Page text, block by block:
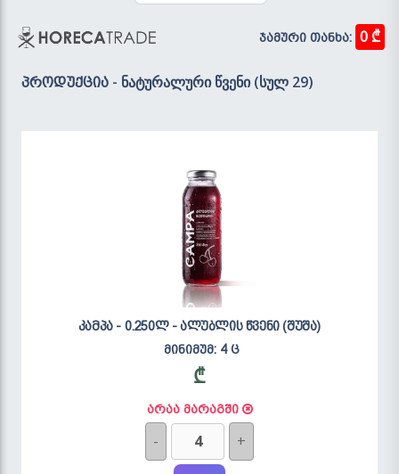
ჯამური თანხა: 0 ₾
პროდუქცია - ნატურალური წვენი (სულ 29)
კამპა - 0.250ლ - ალუბლის წვენი (შუშა)
მინიმუმ: 4 ც
₾
არაა მარაგში
- +